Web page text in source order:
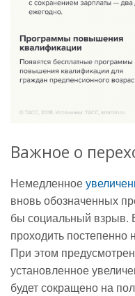
Важное о
Немедленное
вновь обозначенных
бы социальный взрыв.
проходить постепенно
При этом
установленное
будет сокращено на